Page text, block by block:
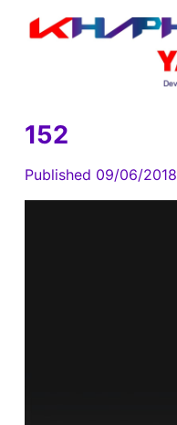
152
Published 09/06/2018